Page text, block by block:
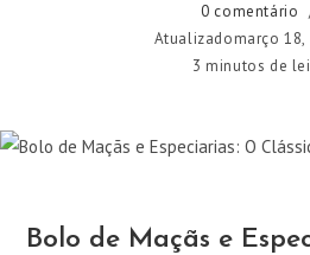
0 comentário
Atualizadomarço 18,
3 minutos de
Bolo de Maçãs e